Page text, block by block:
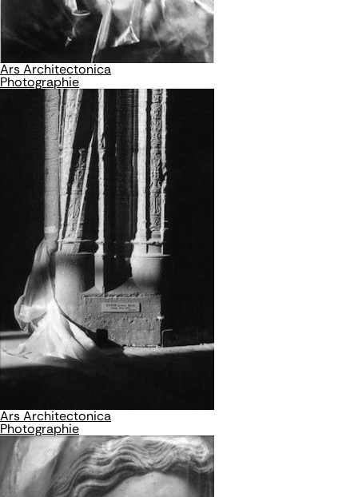
Ars Architectonica
Photographie
Ars Architectonica
Photographie